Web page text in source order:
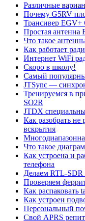
Различные
Почему G5RV
Трансивер EGV+
Простая антенна
Что такое
Как работает
Интернет WiFi
Скоро в школу!
Самый
JTSync —
Тренируемся в
SO2R
JTDX
Как разобрать не
вскрытия
Что такое
Как устроена и
телефона
Делаем RTL-SDR
Проверяем
Как распаковать
Как устроен
Персональный
Свой APRS